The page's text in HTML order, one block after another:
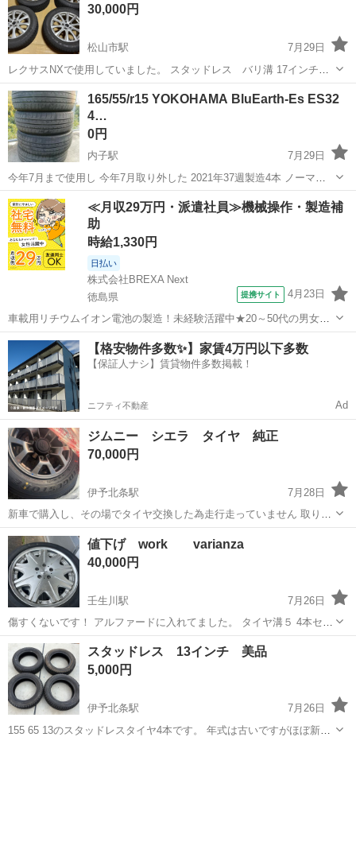
30,000円
松山市駅
7月29日
レクサスNXで使用していました。 スタッドレス バリ溝 17インチ
7J 114.3 5穴
愛媛 伊予市
165/55/r15 YOKOHAMA BluEarth-Es ES32
4…
0円
内子駅
7月29日
今年7月まで使用し 今年7月取り外した 2021年37週製造4本 ノーマル
タイヤ 165/55/r15 YOKOHAMA BluEarth-Es ES32 ヨコハマ ブルーア
ース・イーエス ES32 デイズのターボグレ...
愛媛 喜多郡 内子駅 タイヤ、ホイール
≪月収29万円・派遣社員≫機械操作・製造補
助
時給1,330円
日払い
株式会社BREXA Next
徳島県
提携サイト 4月23日
車載用リチウムイオン電池の製造！未経験活躍中★20～50代の男女活
躍中！寮費無料★備品付き1R寮完備！自宅からマイカー通勤OK！無料
駐車場完備◎正社員登用制度あり！《徳島県板野郡松茂町》 人気の工
場のお仕事 ◇車載用リチウ...
徳島 その他
【格安物件多数✨】家賃4万円以下多数
【保証人ナシ】賃貸物件多数掲載！
ニフティ不動産 Ad
ジムニー シエラ タイヤ 純正
70,000円
伊予北条駅
7月28日
新車で購入し、その場でタイヤ交換した為走行走っていません 取りに
来られる方限定でお願いします
愛媛 松山市 伊予北条駅
値下げ work varianza
40,000円
壬生川駅
7月26日
傷すくないです！ アルファードに入れてました。 タイヤ溝５ 4本セッ
ト愛媛 西条市 壬生川駅 タイヤ、ホイール
スタッドレス 13インチ 美品
5,000円
伊予北条駅
7月26日
155 65 13のスタッドレスタイヤ4本です。 年式は古いですがほぼ新品